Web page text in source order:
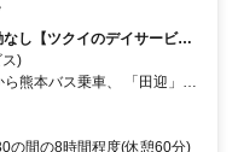
し【ツクイのデイサービス/
)
熊本バス乗車、 「田迎」下
の間の8時間程度(休憩60分)